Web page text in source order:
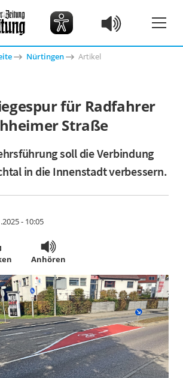
Nürtingen Artikel
für Radfahrer
Straße
soll die Verbindung
in die Innenstadt verbessern.
- 10:05
Anhören